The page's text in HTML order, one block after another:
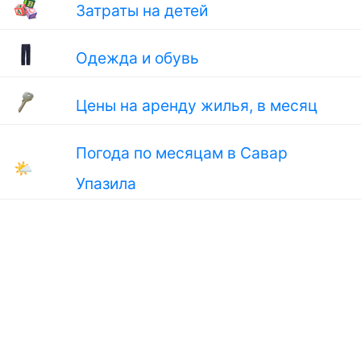
Затраты на детей
Одежда и обувь
Цены на аренду жилья, в месяц
🌤
Погода по месяцам в Савар
Упазила